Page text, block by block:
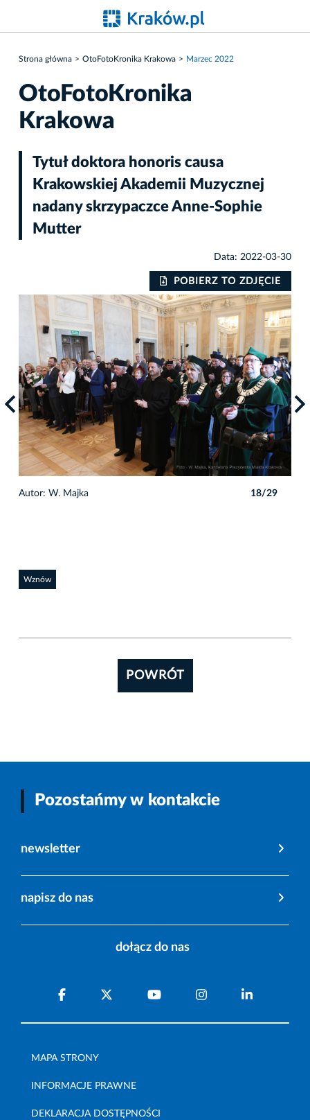
Strona główna OtoFotoKronika Krakowa Marzec 2022
OtoFotoKronika
Krakowa
Tytuł doktora honoris causa
Krakowskiej Akademii Muzycznej
nadany skrzypaczce Anne-Sophie
Mutter
Data: 2022-03-30
POBIERZ TO ZDJĘCIE
Autor: W. Majka 18/29
Wznów
POWRÓT
Pozostańmy w kontakcie
newsletter
napisz do nas
dołącz do nas
MAPA STRONY
INFORMACJE PRAWNE
DEKLARACJA DOSTĘPNOŚCI